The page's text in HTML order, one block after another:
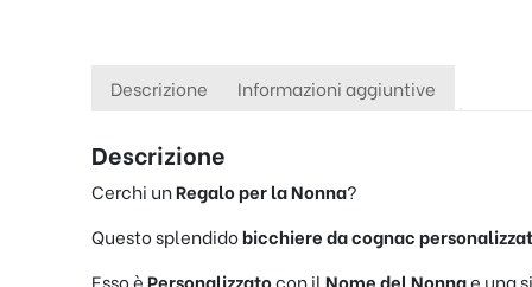
Descrizione Informazioni aggiuntive
Descrizione
Cerchi unRegalo per la Nonna?
Questo splendidobicchiere da cognac
Esso èPersonalizzatocon il Nome del Nonnae una